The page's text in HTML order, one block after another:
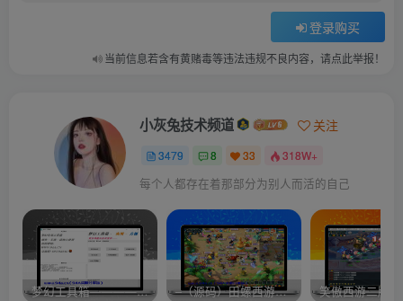
登录购买
当前信息若含有黄赌毒等违法违规不良内容，请点此举报！
小灰兔技术频道 关注
3479 8 33 318W+
每个人都存在着那部分为别人而活的自己
梦幻工具箱————-免费 –（源码）田螺西游9.0 假人摆摊18门派飞升渡劫化圣助战最新BB谛听…. 笑傲西游二版-